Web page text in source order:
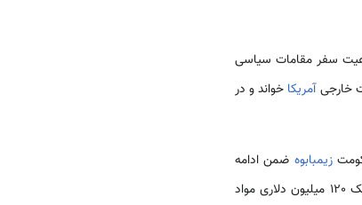
سفر مقامات سیاسی
خارجیآمریکا خواند و در
زیمبابوه ضمن ادامه
تحریم، انتقادات زیادی را به موگابه وارد کردند. اما علی رغم اعمال تحریم‌ها برخی کمک‌های بشر دوستانه خود از قبیل کمک 120 میلیون دلاری مواد